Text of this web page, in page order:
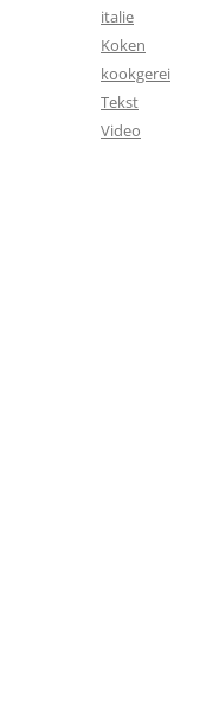
italie
Koken
kookgerei
Tekst
Video